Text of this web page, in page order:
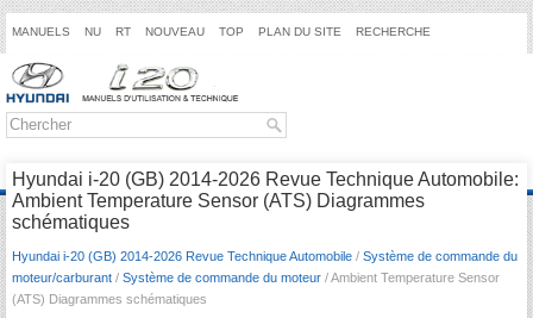
MANUELS NU RT NOUVEAU TOP PLAN DU SITE RECHERCHE
Hyundai i-20 (GB) 2014-2026 Revue Technique Automobile:
Ambient Temperature Sensor (ATS) Diagrammes
schématiques
Hyundai i-20 (GB) 2014-2026 Revue Technique Automobile / Système de commande du
moteur/carburant / Système de commande du moteur / Ambient Temperature Sensor
(ATS) Diagrammes schématiques